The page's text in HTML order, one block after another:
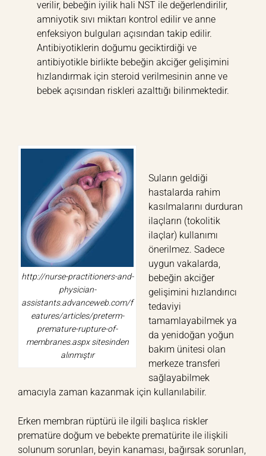
verilir, bebeğin iyilik hali NST ile değerlendirilir,
amniyotik sıvı miktarı kontrol edilir ve anne
enfeksiyon bulguları açısından takip edilir.
Antibiyotiklerin doğumu geciktirdiği ve
antibiyotikle birlikte bebeğin akciğer gelişimini
hızlandırmak için steroid verilmesinin anne ve
bebek açısından riskleri azalttığı bilinmektedir.
http://nurse-practitioners-and-
physician-
assistants.advanceweb.com/f
eatures/articles/preterm-
premature-rupture-of-
membranes.aspx sitesinden
alınmıştır
Suların geldiği
hastalarda rahim
kasılmalarını durduran
ilaçların (tokolitik
ilaçlar) kullanımı
önerilmez. Sadece
uygun vakalarda,
bebeğin akciğer
gelişimini hızlandırıcı
tedaviyi
tamamlayabilmek ya
da yenidoğan yoğun
bakım ünitesi olan
merkeze transferi
sağlayabilmek
amacıyla zaman kazanmak için kullanılabilir.
Erken membran rüptürü ile ilgili başlıca riskler
prematüre doğum ve bebekte prematürite ile ilişkili
solunum sorunları, beyin kanaması, bağırsak sorunları,